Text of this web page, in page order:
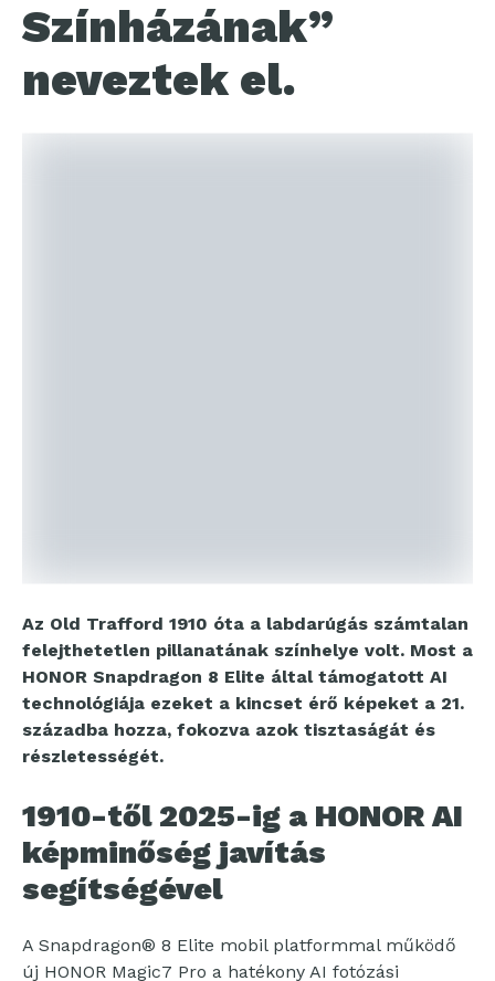
Színházának”
neveztek el.
Az Old Trafford 1910 óta a labdarúgás számtalan
felejthetetlen pillanatának színhelye volt. Most a
HONOR Snapdragon 8 Elite által támogatott AI
technológiája ezeket a kincset érő képeket a 21.
századba hozza, fokozva azok tisztaságát és
részletességét.
1910-től 2025-ig a HONOR AI
képminőség javítás
segítségével
A Snapdragon® 8 Elite mobil platformmal működő
új HONOR Magic7 Pro a hatékony AI fotózási